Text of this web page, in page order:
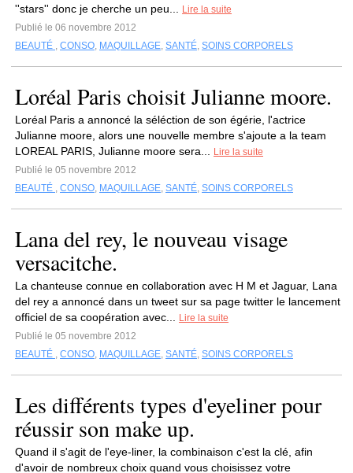
''stars'' donc je cherche un peu...
Lire la suite
Publié le 06 novembre 2012
BEAUTÉ , CONSO, MAQUILLAGE, SANTÉ, SOINS CORPORELS
Loréal Paris choisit Julianne moore.
Loréal Paris a annoncé la séléction de son égérie, l'actrice
Julianne moore, alors une nouvelle membre s'ajoute a la team
LOREAL PARIS, Julianne moore sera...
Lire la suite
Publié le 05 novembre 2012
BEAUTÉ , CONSO, MAQUILLAGE, SANTÉ, SOINS CORPORELS
Lana del rey, le nouveau visage
versacitche.
La chanteuse connue en collaboration avec H M et Jaguar, Lana
del rey a annoncé dans un tweet sur sa page twitter le lancement
officiel de sa coopération avec...
Lire la suite
Publié le 05 novembre 2012
BEAUTÉ , CONSO, MAQUILLAGE, SANTÉ, SOINS CORPORELS
Les différents types d'eyeliner pour
réussir son make up.
Quand il s'agit de l'eye-liner, la combinaison c'est la clé, afin
d'avoir de nombreux choix quand vous choisissez votre